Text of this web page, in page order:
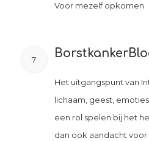
Voor mezelf opkomen
7
Het uitgangspunt van
lichaam, geest,
een rol spelen bij het
dan ook aandacht